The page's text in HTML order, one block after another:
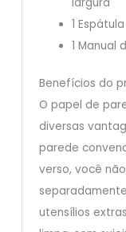
1
1 Manual
Benefícios do
O papel de
diversas
parede
verso, você
utensílios